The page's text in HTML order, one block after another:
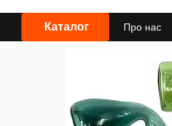
Каталог Про нас